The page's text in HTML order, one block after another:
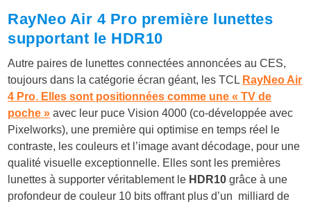
RayNeo Air 4 Pro première lunettes
supportant le HDR10
Autre paires de lunettes connectées annoncées au CES,
toujours dans la catégorie écran géant, les TCL RayNeo Air
4 Pro. Elles sont positionnées comme une « TV de
poche » avec leur puce Vision 4000 (co-développée avec
Pixelworks), une première qui optimise en temps réel le
contraste, les couleurs et l’image avant décodage, pour une
qualité visuelle exceptionnelle. Elles sont les premières
lunettes à supporter véritablement le HDR10 grâce à une
profondeur de couleur 10 bits offrant plus d’un milliard de